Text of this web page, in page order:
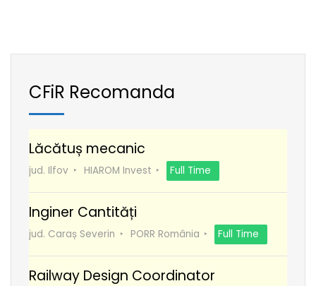
CFiR Recomanda
Lăcătuș mecanic
jud. Ilfov HIAROM Invest Full Time
Inginer Cantități
jud. Caraș Severin PORR România Full Time
Railway Design Coordinator